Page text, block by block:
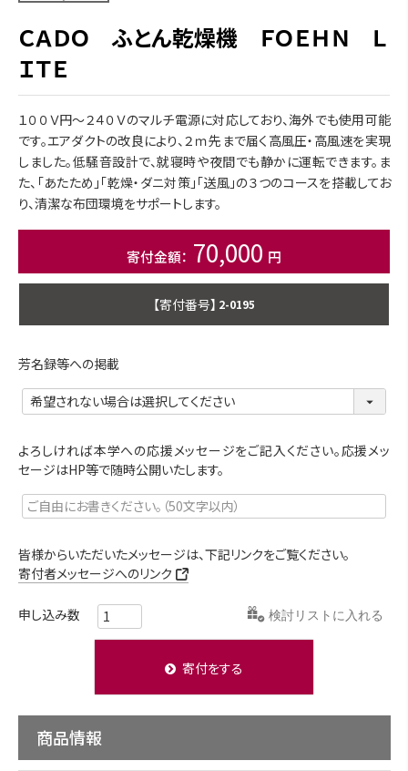
ＣＡＤＯ ふとん乾燥機 ＦＯＥＨＮ Ｌ
ＩＴＥ
１００Ｖ円～２４０Ｖのマルチ電源に対応しており、海外でも使用可能
です。エアダクトの改良により、２ｍ先まで届く高風圧・高風速を実現
しました。低騒音設計で、就寝時や夜間でも静かに運転できます。ま
た、「あたため」「乾燥・ダニ対策」「送風」の３つのコースを搭載してお
り、清潔な布団環境をサポートします。
70,000
商品番号 2-0195
芳名録等への掲載
よろしければ本学への応援メッセージをご記入ください。応援メッ
セージはHP等で随時公開いたします。
皆様からいただいたメッセージは、下記リンクをご覧ください。
寄付者メッセージへのリンク
検討リストに入れる
寄付をする
商品情報